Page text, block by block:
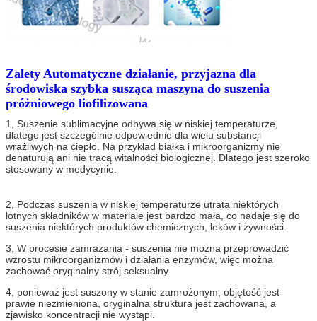
Zalety Automatyczne działanie, przyjazna dla
środowiska szybka susząca maszyna do suszenia
próżniowego liofilizowana
1, Suszenie sublimacyjne odbywa się w niskiej temperaturze,
dlatego jest szczególnie odpowiednie dla wielu substancji
wrażliwych na ciepło. Na przykład białka i mikroorganizmy nie
denaturują ani nie tracą witalności biologicznej. Dlatego jest szeroko
stosowany w medycynie.
2, Podczas suszenia w niskiej temperaturze utrata niektórych
lotnych składników w materiale jest bardzo mała, co nadaje się do
suszenia niektórych produktów chemicznych, leków i żywności.
3, W procesie zamrażania - suszenia nie można przeprowadzić
wzrostu mikroorganizmów i działania enzymów, więc można
zachować oryginalny strój seksualny.
4, ponieważ jest suszony w stanie zamrożonym, objętość jest
prawie niezmieniona, oryginalna struktura jest zachowana, a
zjawisko koncentracji nie wystąpi.